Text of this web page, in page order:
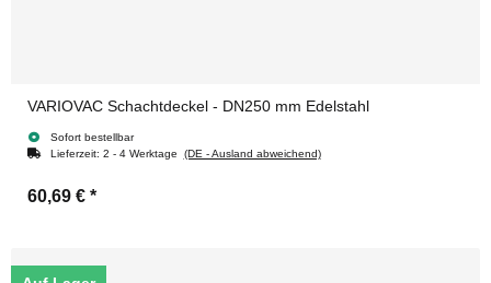
VARIOVAC Schachtdeckel - DN250 mm Edelstahl
Sofort bestellbar
Lieferzeit: 2 - 4 Werktage (DE - Ausland abweichend)
60,69 € *